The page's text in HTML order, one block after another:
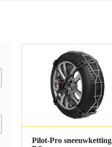
Pilot-Pro sneeuwketting